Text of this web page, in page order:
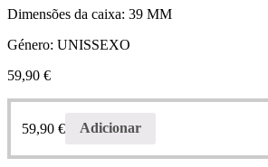
Dimensões da caixa: 39 MM
Género: UNISSEXO
59,90 €
59,90 € Adicionar